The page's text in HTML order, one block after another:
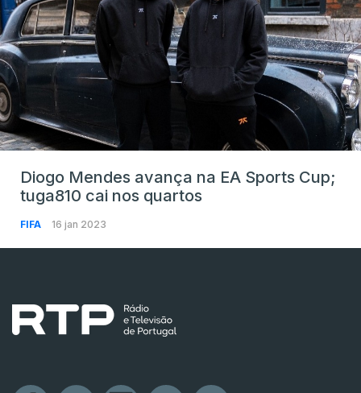
Diogo Mendes avança na EA Sports Cup;
tuga810 cai nos quartos
FIFA 16 jan 2023